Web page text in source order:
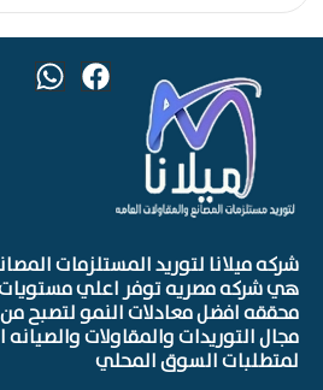
شركه ميلانا لتوريد المستلزمات
هي شركه مصريه توفر اعلي
محققه افضل معادلات النمو لتصبح
مجال التوريدات والمقاولات والصيانه
لمتطلبات السوق المحلي